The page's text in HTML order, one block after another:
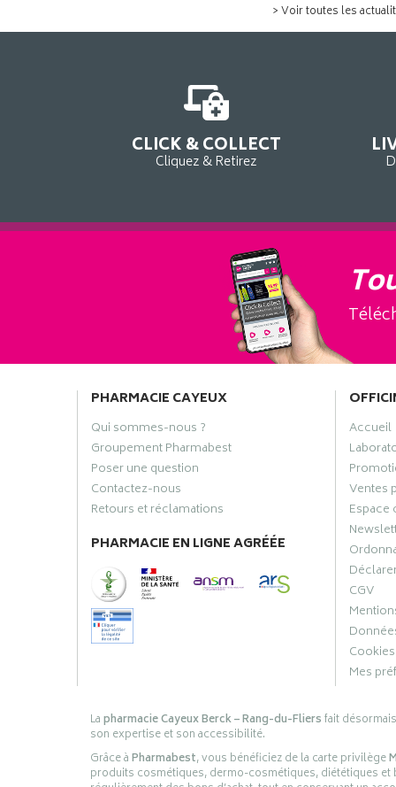
> Voir toutes les
CLICK & COLLECT
Cliquez & Retirez
PHARMACIE CAYEUX
Qui sommes-nous ?
Groupement Pharmabest
Poser une question
Contactez-nous
Retours et réclamations
PHARMACIE EN LIGNE AGRÉÉE
Accueil
Ventes
Espace
CGV
Cookies
Mes
Lapharmacie Cayeux Berck – Rang-du-Fliersfait
son expertise et son accessibilité.
Grâce àPharmabest, vous bénéficiez de la carte privilège
produits cosmétiques, dermo-cosmétiques, diététiques